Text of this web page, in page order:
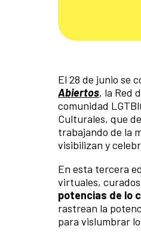
El 28 de junio se
Abiertos, la Red
comunidad
Culturales, que
trabajando de la
visibilizan y
En esta tercera
virtuales,
potencias de lo
rastrean la
para vislumbrar